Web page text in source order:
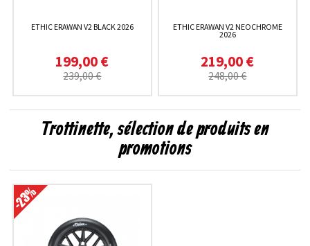
ETHIC ERAWAN V2 BLACK 2026
199,00 €
239,00 €
ETHIC ERAWAN V2 NEOCHROME
2026
219,00 €
248,00 €
Trottinette, sélection de produits en
promotions